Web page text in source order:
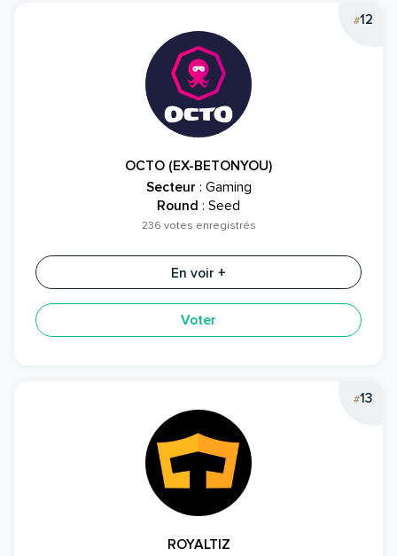
#12
OCTO (EX-BETONYOU)
Secteur : Gaming
Round : Seed
236 votes enregistrés
En voir +
Voter
#13
ROYALTIZ